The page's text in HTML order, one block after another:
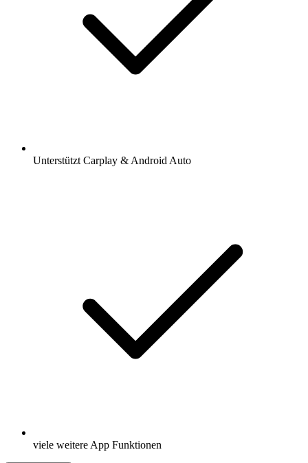
Unterstützt Carplay & Android Auto
viele weitere App Funktionen